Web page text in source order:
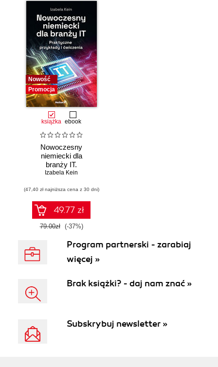
Nowość
Promocja
książka ebook
Nowoczesny
niemiecki dla
branży IT.
Praktyczne
ćwiczenia
Izabela Kein
(47,40 zł najniższa cena z 30 dni)
49.77 zł
79.00zł (-37%)
Program partnerski - zarabiaj
więcej »
Brak książki? - daj nam znać »
Subskrybuj newsletter »